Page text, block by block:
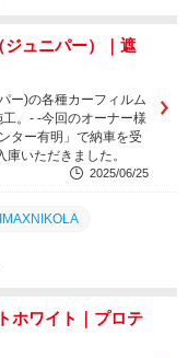
フィルム
CLIMAXPPF
ジュニパー）｜遮
ー)の各種カーフィルム
。- -今回のオーナー様
ター有明」で納車を受
いただきました。
2025/06/25
フィルム
ホワイト｜プロテ